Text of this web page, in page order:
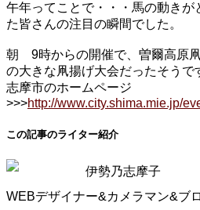
午年ってことで・・・馬の動きが
た皆さんの注目の瞬間でした。
朝 9時からの開催で、曽爾高原
の大きな凧揚げ大会だったそうで
志摩市のホームページ
>>>http://www.city.shima.mie.jp/
この記事のライター紹介
伊勢乃志摩子
WEBデザイナー&カメラマン&ブ